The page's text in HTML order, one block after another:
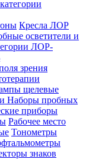
Кресла ЛОР
осветители и
ЛОР-
зрения
щелевые
Наборы пробных
приборы
Рабочее место
Тонометры
знаков